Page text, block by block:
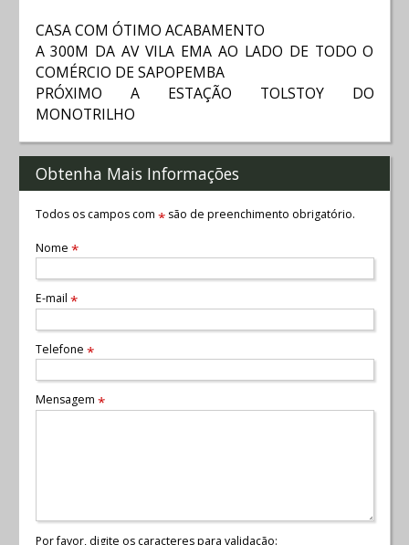
CASA COM ÓTIMO ACABAMENTO
A 300M DA AV VILA EMA AO LADO DE TODO O
COMÉRCIO DE SAPOPEMBA
PRÓXIMO A ESTAÇÃO TOLSTOY DO
MONOTRILHO
Obtenha Mais Informações
Todos os campos com *são de preenchimento obrigatório.
Nome *
E-mail *
Telefone *
Mensagem *
Por favor, digite os caracteres para validação: